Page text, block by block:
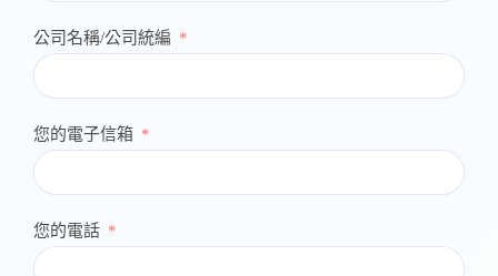
公司名稱/公司統編
您的電子信箱
您的電話